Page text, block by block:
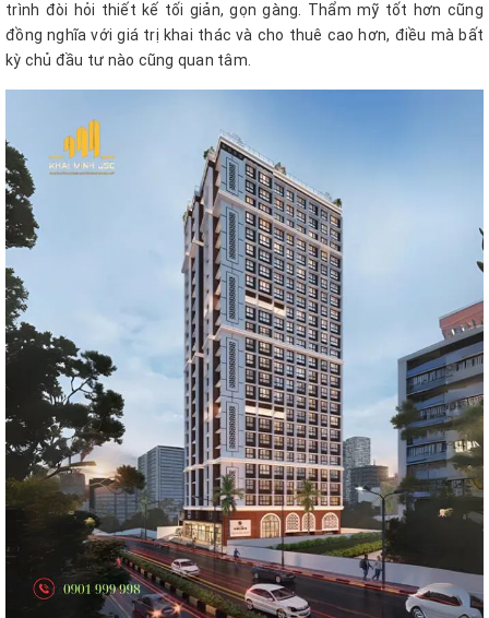
trình đòi hỏi thiết kế tối giản, gọn gàng. Thẩm mỹ tốt hơn cũng
đồng nghĩa với giá trị khai thác và cho thuê cao hơn, điều mà bất
kỳ chủ đầu tư nào cũng quan tâm.